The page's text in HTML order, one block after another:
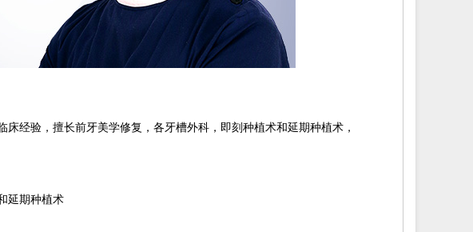
验，擅长前牙美学修复，各牙槽外科，即刻种植术和延期种植术，
延期种植术